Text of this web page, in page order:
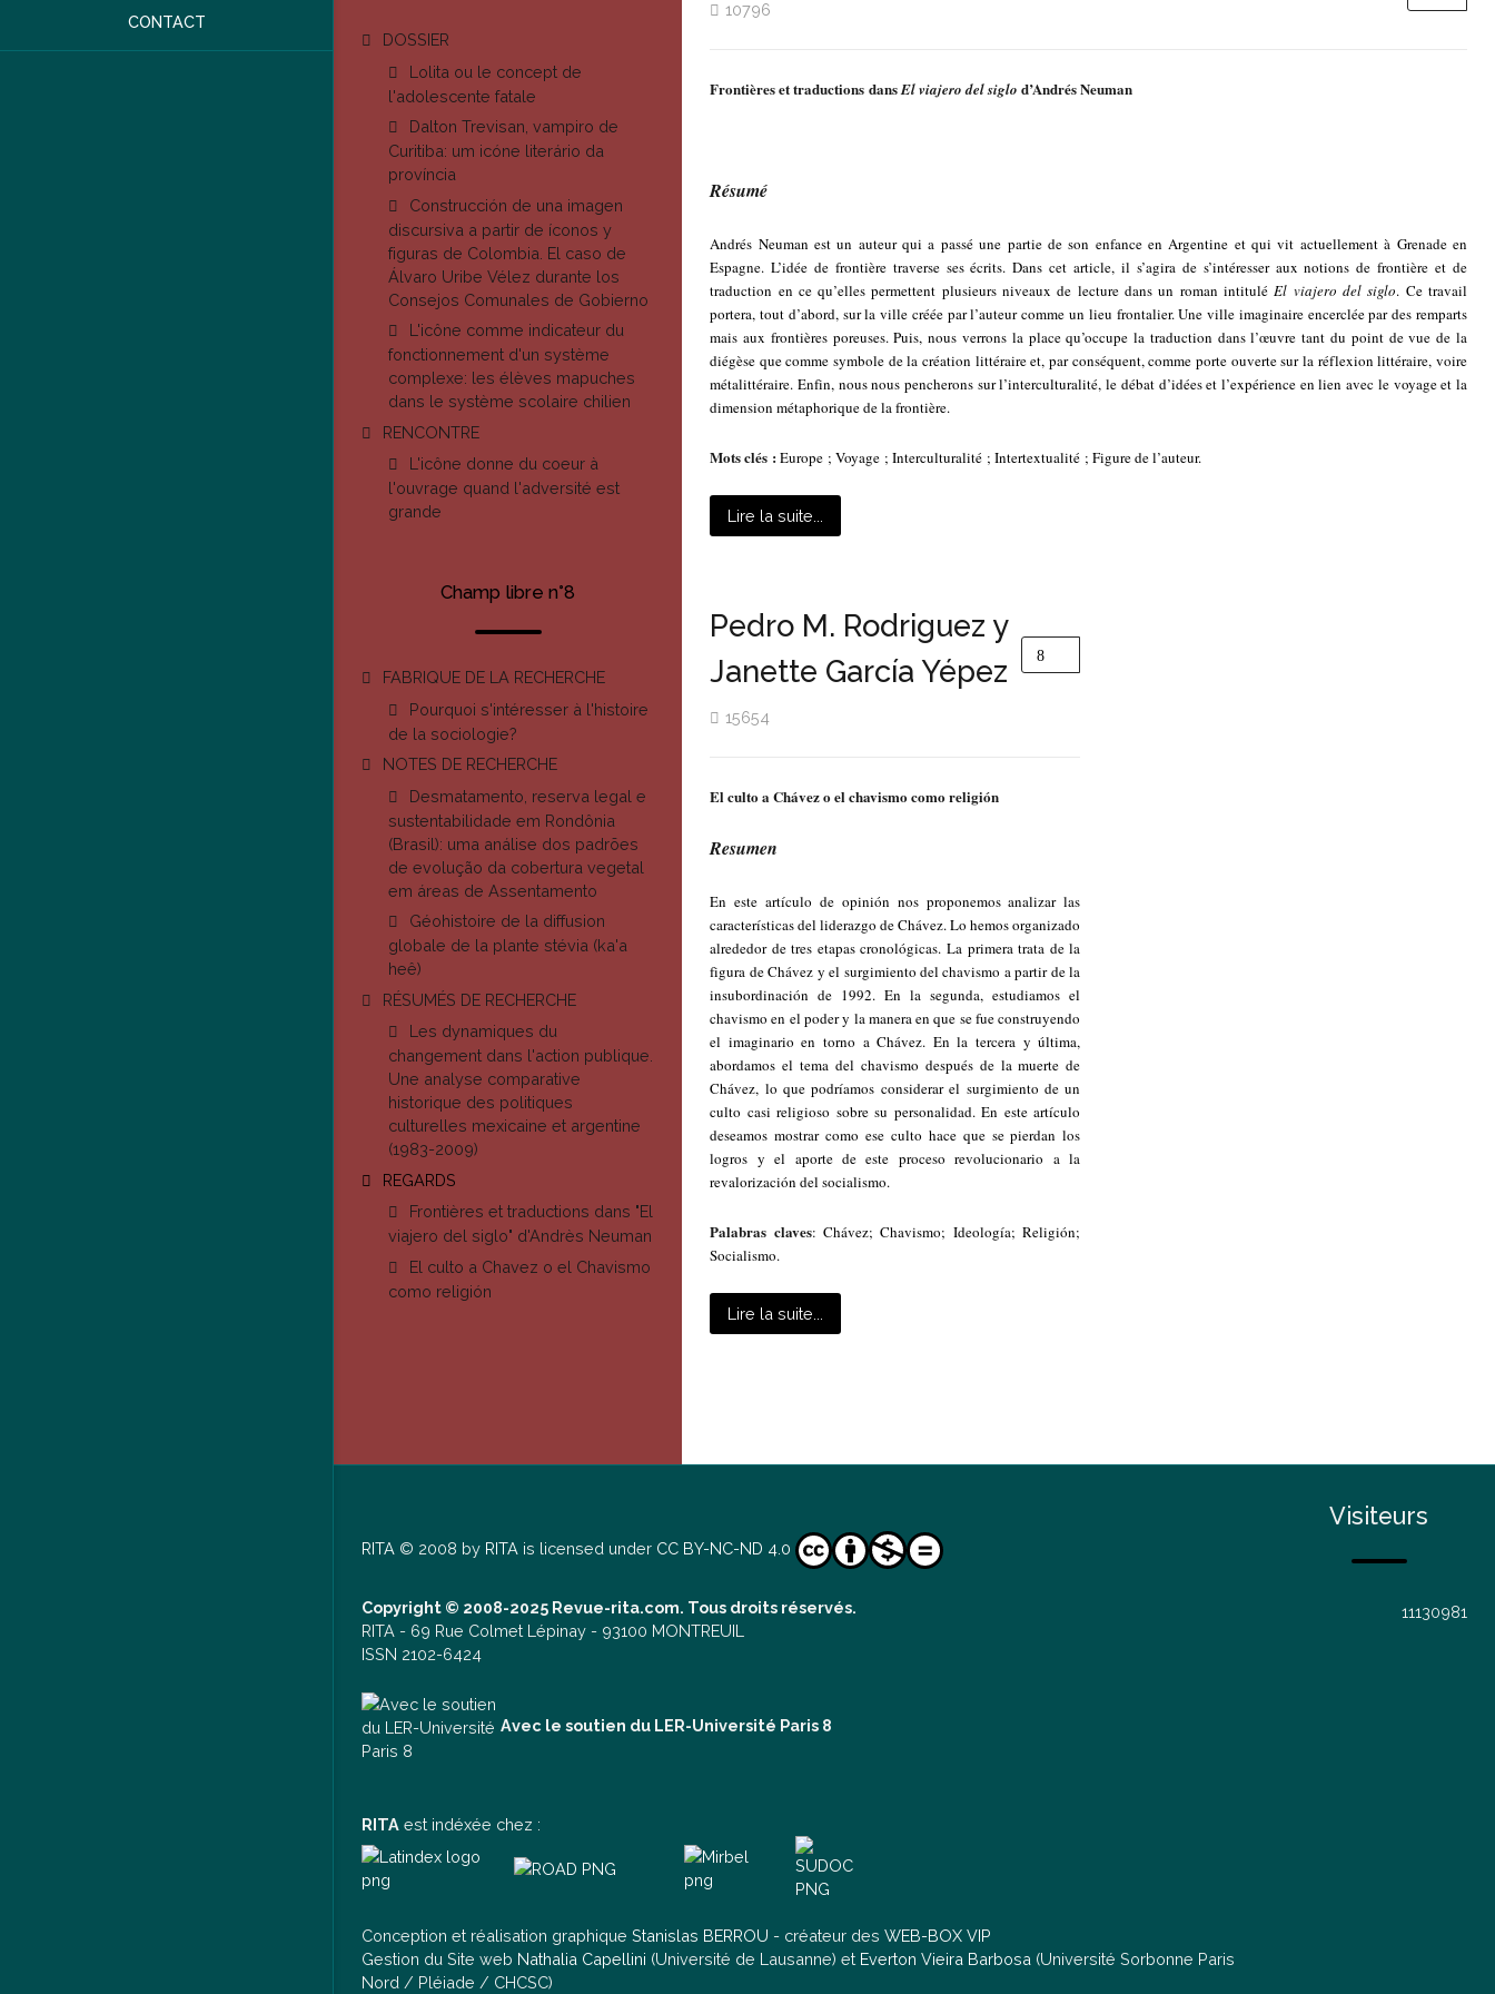
CONTACT
DOSSIER
Lolita ou le concept de
l'adolescente fatale
Dalton Trevisan, vampiro de
Curitiba: um icóne literário da
província
Construcción de una imagen
discursiva a partir de íconos y
figuras de Colombia. El caso de
Álvaro Uribe Vélez durante los
Consejos Comunales de Gobierno
L'icône comme indicateur du
fonctionnement d'un système
complexe: les élèves mapuches
dans le système scolaire chilien
RENCONTRE
L'icône donne du coeur à
l'ouvrage quand l'adversité est
grande
Champ libre n°8
FABRIQUE DE LA RECHERCHE
Pourquoi s'intéresser à l'histoire
de la sociologie?
NOTES DE RECHERCHE
Desmatamento, reserva legal e
sustentabilidade em Rondônia
(Brasil): uma análise dos padrões
de evolução da cobertura vegetal
em áreas de Assentamento
Géohistoire de la diffusion
globale de la plante stévia (ka'a
heê)
RÉSUMÉS DE RECHERCHE
Les dynamiques du
changement dans l'action publique.
Une analyse comparative
historique des politiques
culturelles mexicaine et argentine
(1983-2009)
REGARDS
Frontières et traductions dans "El
viajero del siglo" d'Andrès Neuman
El culto a Chavez o el Chavismo
como religión
10796
Frontières et traductions dansEl viajero del siglo d’Andrés Neuman
Résumé
Andrés Neuman est un auteur qui a passé une partie de son enfance en Argentine et qui vit actuellement à Grenade en
Espagne. L’idée de frontière traverse ses écrits. Dans cet article, il s’agira de s’intéresser aux notions de frontière et de
traduction en ce qu’elles permettent plusieurs niveaux de lecture dans un roman intituléEl viajero del siglo. Ce travail
portera, tout d’abord, sur la ville créée par l’auteur comme un lieu frontalier. Une ville imaginaire encerclée par des remparts
mais aux frontières poreuses. Puis, nous verrons la place qu’occupe la traduction dans l’œuvre tant du point de vue de la
diégèse que comme symbole de la création littéraire et, par conséquent, comme porte ouverte sur la réflexion littéraire, voire
métalittéraire. Enfin, nous nous pencherons sur l’interculturalité, le débat d’idées et l’expérience en lien avec le voyage et la
dimension métaphorique de la frontière.
Mots clés : Europe ; Voyage ; Interculturalité ; Intertextualité ; Figure de l’auteur.
Lire la suite...
Pedro M. Rodriguez y
Janette García Yépez
15654
El culto a Chávez o el chavismo como religión
Resumen
En este artículo de opinión nos proponemos analizar las
características del liderazgo de Chávez. Lo hemos organizado
alrededor de tres etapas cronológicas. La primera trata de la
figura de Chávez y el surgimiento del chavismo a partir de la
insubordinación de 1992. En la segunda, estudiamos el
chavismo en el poder y la manera en que se fue construyendo
el imaginario en torno a Chávez. En la tercera y última,
abordamos el tema del chavismo después de la muerte de
Chávez, lo que podríamos considerar el surgimiento de un
culto casi religioso sobre su personalidad. En este artículo
deseamos mostrar como ese culto hace que se pierdan los
logros y el aporte de este proceso revolucionario a la
revalorización del socialismo.
Palabras claves: Chávez; Chavismo; Ideología; Religión;
Socialismo.
Lire la suite...
RITA © 2008 by RITA is licensed under CC BY-NC-ND 4.0
Copyright © 2008-2025 Revue-rita.com. Tous droits réservés.
RITA - 69 Rue Colmet Lépinay - 93100 MONTREUIL
ISSN 2102-6424
Avec le soutien du LER-Université Paris 8
RITA est indéxée chez :
Conception et réalisation graphique Stanislas BERROU - créateur des WEB-BOX VIP
Gestion du Site web Nathalia Capellini (Université de Lausanne) et Everton Vieira Barbosa (Université Sorbonne Paris
Nord / Pléiade / CHCSC)
Visiteurs
11130981